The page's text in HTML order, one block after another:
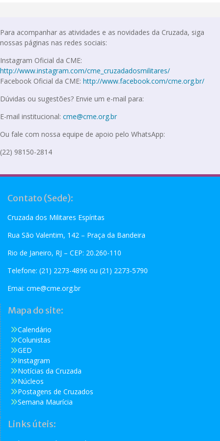
Para acompanhar as atividades e as novidades da Cruzada, siga
nossas páginas nas redes sociais:
Instagram Oficial da CME:
http://www.instagram.com/cme_cruzadadosmilitares/
Facebook Oficial da CME: http://www.facebook.com/cme.org.br/
Dúvidas ou sugestões? Envie um e-mail para:
E-mail institucional: cme@cme.org.br
Ou fale com nossa equipe de apoio pelo WhatsApp:
(22) 98150-2814
Contato (Sede):
Cruzada dos Militares Espíritas
Rua São Valentim, 142 – Praça da Bandeira
Rio de Janeiro, RJ – CEP: 20.260-110
Telefone: (21) 2273-4896 ou (21) 2273-5790
Emai: cme@cme.org.br
Mapa do site:
Calendário
Colunistas
GED
Instagram
Notícias da Cruzada
Núcleos
Postagens de Cruzados
Semana Maurícia
Links úteis: